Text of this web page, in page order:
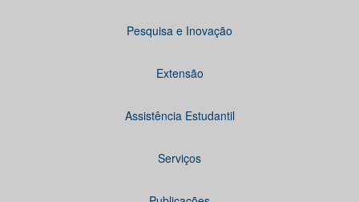
Pesquisa e Inovação
Extensão
Assistência Estudantil
Serviços